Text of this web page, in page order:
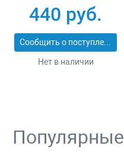
гнезд СВЕТОЗАР
ОПТИМА SV-55055-3
440 руб.
Сообщить о поступлении
Нет в наличии